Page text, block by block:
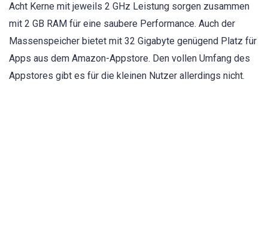
Acht Kerne mit jeweils 2 GHz Leistung sorgen zusammen
mit 2 GB RAM für eine saubere Performance. Auch der
Massenspeicher bietet mit 32 Gigabyte genügend Platz für
Apps aus dem Amazon-Appstore. Den vollen Umfang des
Appstores gibt es für die kleinen Nutzer allerdings nicht.